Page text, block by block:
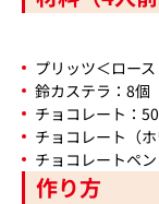
プリッツ＜ロー
鈴カステラ：8個
チョコレート：
チョコレート（
チョコレートペ
作り方